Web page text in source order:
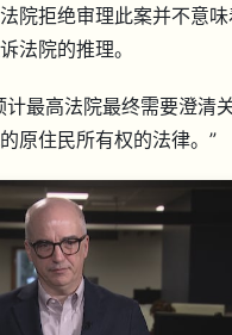
院拒绝审理此案并不意味
法院的推理。
计最高法院最终需要澄清
原住民所有权的法律。”